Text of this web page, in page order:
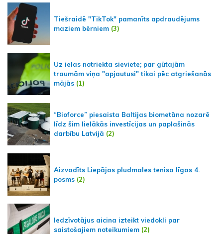
Tiešraidē "TikTok" pamanīts apdraudējums
maziem bērniem (3)
Uz ielas notriekta sieviete; par gūtajām
traumām viņa "apjautusi" tikai pēc atgriešanās
mājās (1)
“Bioforce” piesaista Baltijas biometāna nozarē
līdz šim lielākās investīcijas un paplašinās
darbību Latvijā (2)
Aizvadīts Liepājas pludmales tenisa līgas 4.
posms (2)
Iedzīvotājus aicina izteikt viedokli par
saistošajiem noteikumiem (2)